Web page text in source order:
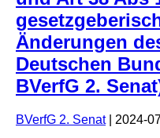
Änderungen
Deutschen
BVerfG 2.
BVerfG 2. Senat
2024-